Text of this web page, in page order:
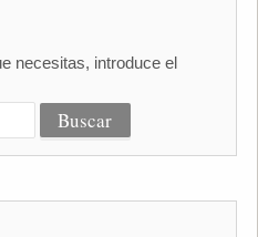
necesitas, introduce el